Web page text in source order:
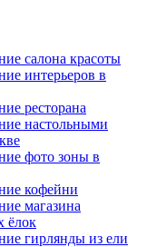
салона красоты
интерьеров в
ресторана
настольными
фото зоны в
кофейни
магазина
ёлок
гирлянды из ели